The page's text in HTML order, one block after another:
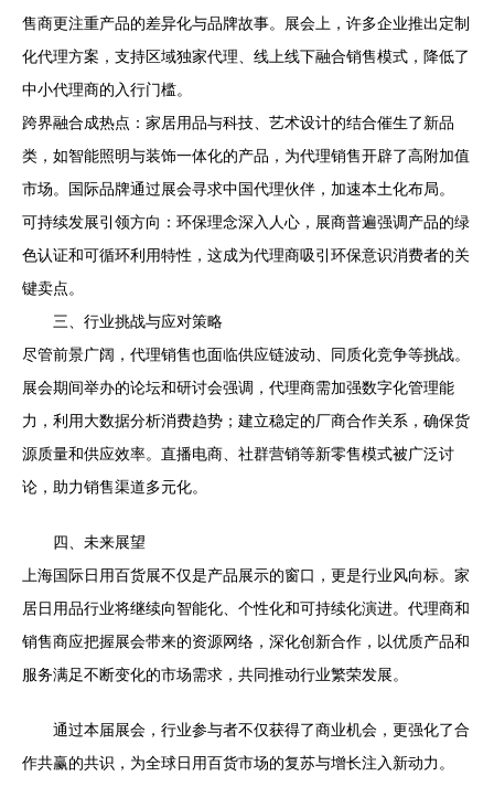
售商更注重产品的差异化与品牌故事。展会上，许多企业推出定制
化代理方案，支持区域独家代理、线上线下融合销售模式，降低了
中小代理商的入行门槛。
跨界融合成热点：家居用品与科技、艺术设计的结合催生了新品
类，如智能照明与装饰一体化的产品，为代理销售开辟了高附加值
市场。国际品牌通过展会寻求中国代理伙伴，加速本土化布局。
可持续发展引领方向：环保理念深入人心，展商普遍强调产品的绿
色认证和可循环利用特性，这成为代理商吸引环保意识消费者的关
键卖点。
三、行业挑战与应对策略
尽管前景广阔，代理销售也面临供应链波动、同质化竞争等挑战。
展会期间举办的论坛和研讨会强调，代理商需加强数字化管理能
力，利用大数据分析消费趋势；建立稳定的厂商合作关系，确保货
源质量和供应效率。直播电商、社群营销等新零售模式被广泛讨
论，助力销售渠道多元化。
四、未来展望
上海国际日用百货展不仅是产品展示的窗口，更是行业风向标。家
居日用品行业将继续向智能化、个性化和可持续化演进。代理商和
销售商应把握展会带来的资源网络，深化创新合作，以优质产品和
服务满足不断变化的市场需求，共同推动行业繁荣发展。
通过本届展会，行业参与者不仅获得了商业机会，更强化了合
作共赢的共识，为全球日用百货市场的复苏与增长注入新动力。